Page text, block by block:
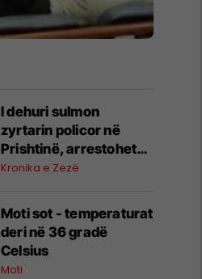
I dehuri sulmon
zyrtarin policor në
Prishtinë, arrestohet
pas incidentit
Kronika e Zezë
Moti sot - temperaturat
deri në 36 gradë
Celsius
Moti